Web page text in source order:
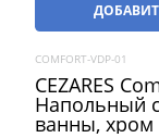
COMFORT-VDP-01
CEZARES
Напольный
ванны, хром